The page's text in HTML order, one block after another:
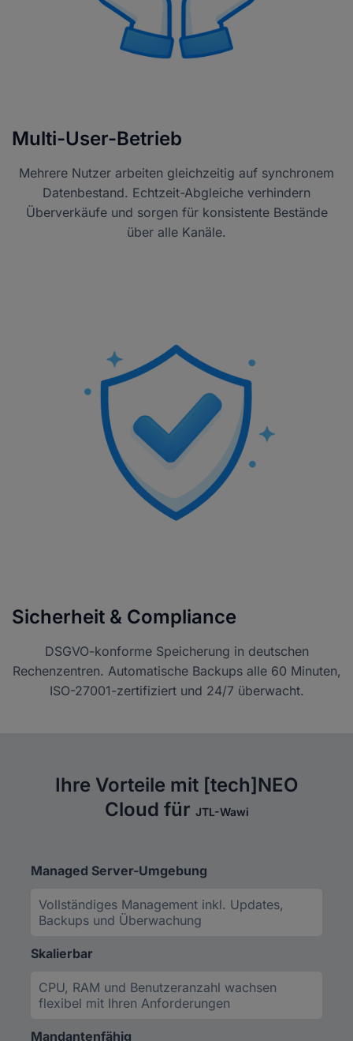
Multi-User-Betrieb
Mehrere Nutzer arbeiten gleichzeitig auf synchronem
Datenbestand. Echtzeit-Abgleiche verhindern
Überverkäufe und sorgen für konsistente Bestände
über alle Kanäle.
Sicherheit & Compliance
DSGVO-konforme Speicherung in deutschen
Rechenzentren. Automatische Backups alle 60 Minuten,
ISO-27001-zertifiziert und 24/7 überwacht.
Ihre Vorteile mit [tech]NEO
Cloud für JTL-Wawi
Managed Server-Umgebung
Vollständiges Management inkl. Updates,
Backups und Überwachung
Skalierbar
CPU, RAM und Benutzeranzahl wachsen
flexibel mit Ihren Anforderungen
Mandantenfähig